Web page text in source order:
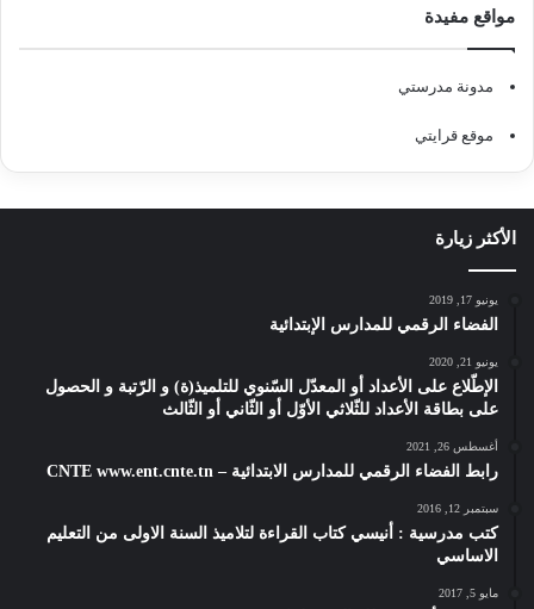
مواقع مفيدة
مدونة مدرستي
موقع قرايتي
الأكثر زيارة
يونيو 17, 2019
الفضاء الرقمي للمدارس الإبتدائية
يونيو 21, 2020
الإطّلاع على الأعداد أو المعدّل السّنوي للتلميذ(ة) و الرّتبة و الحصول
على بطاقة الأعداد للثّلاثي الأوّل أو الثّاني أو الثّالث
أغسطس 26, 2021
رابط الفضاء الرقمي للمدارس الابتدائية – CNTE www.ent.cnte.tn
سبتمبر 12, 2016
كتب مدرسية : أنيسي كتاب القراءة لتلاميذ السنة الاولى من التعليم
الاساسي
مايو 5, 2017